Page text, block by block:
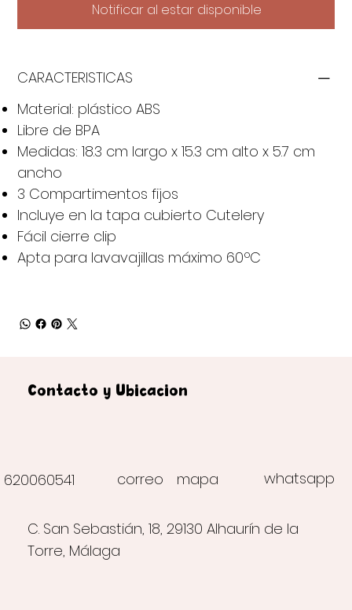
Notificar al estar disponible
CARACTERISTICAS
Material: plástico ABS
Libre de BPA
Medidas: 18.3 cm largo x 15.3 cm alto x 5.7 cm
ancho
3 Compartimentos fijos
Incluye en la tapa cubierto Cutelery
Fácil cierre clip
Apta para lavavajillas máximo 60ºC
correo
Contacto y Ubicación
620060541 whatsapp
C. San Sebastián, 18, 29130 Alhaurín de la
Torre, Málaga
mapa